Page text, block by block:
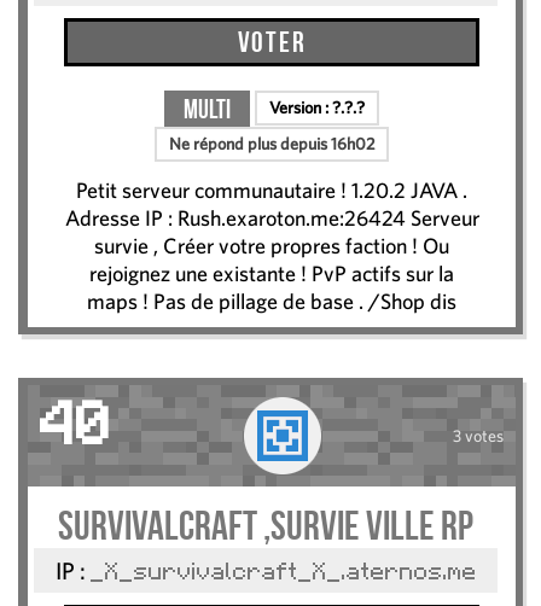
Voter
Multi Version :?.?.?
Ne répond plus depuis 16h02
Petit serveur communautaire ! 1.20.2 JAVA .
Adresse IP : Rush.exaroton.me:26424 Serveur
survie , Créer votre propres faction ! Ou
rejoignez une existante ! PvP actifs sur la
maps ! Pas de pillage de base . /Shop dis
40 3 votes
survivalcraft ,survie ville RP
IP : _X_survivalcraft_X_.aternos.me